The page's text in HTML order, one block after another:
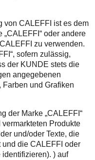
von CALEFFI ist es dem
oder andere
zu verwenden.
sofern zulässig,
der KUNDE stets die
angegebenen
Farben und Grafiken
der Marke „CALEFFI“
Produkte
und/oder Texte, die
die CALEFFI oder
) auf